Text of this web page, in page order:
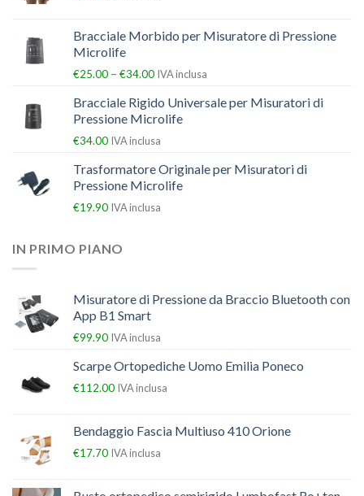
Bracciale Morbido per Misuratore di Pressione
Microlife
€25.00 – €34.00 IVA inclusa
Bracciale Rigido Universale per Misuratori di
Pressione Microlife
€34.00 IVA inclusa
Trasformatore Originale per Misuratori di
Pressione Microlife
€19.90 IVA inclusa
IN PRIMO PIANO
Misuratore di Pressione da Braccio Bluetooth con
App B1 Smart
€99.90 IVA inclusa
Scarpe Ortopediche Uomo Emilia Poneco
€112.00 IVA inclusa
Bendaggio Fascia Multiuso 410 Orione
€17.70 IVA inclusa